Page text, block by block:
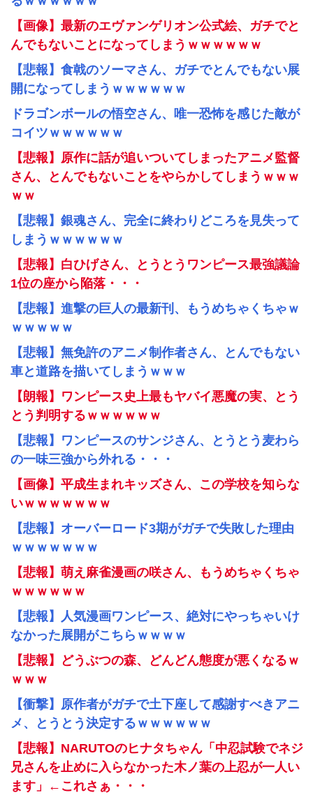
【画像】最新のエヴァンゲリオン公式絵、ガチでと
んでもないことになってしまうｗｗｗｗｗｗ
【悲報】食戟のソーマさん、ガチでとんでもない展
開になってしまうｗｗｗｗｗｗ
ドラゴンボールの悟空さん、唯一恐怖を感じた敵が
コイツｗｗｗｗｗｗ
【悲報】原作に話が追いついてしまったアニメ監督
さん、とんでもないことをやらかしてしまうｗｗｗ
ｗｗ
【悲報】銀魂さん、完全に終わりどころを見失って
しまうｗｗｗｗｗｗ
【悲報】白ひげさん、とうとうワンピース最強議論
1位の座から陥落・・・
【悲報】進撃の巨人の最新刊、もうめちゃくちゃｗ
ｗｗｗｗｗ
【悲報】無免許のアニメ制作者さん、とんでもない
車と道路を描いてしまうｗｗｗ
【朗報】ワンピース史上最もヤバイ悪魔の実、とう
とう判明するｗｗｗｗｗｗ
【悲報】ワンピースのサンジさん、とうとう麦わら
の一味三強から外れる・・・
【画像】平成生まれキッズさん、この学校を知らな
いｗｗｗｗｗｗｗ
【悲報】オーバーロード3期がガチで失敗した理由
ｗｗｗｗｗｗｗ
【悲報】萌え麻雀漫画の咲さん、もうめちゃくちゃ
ｗｗｗｗｗｗ
【悲報】人気漫画ワンピース、絶対にやっちゃいけ
なかった展開がこちらｗｗｗｗ
【悲報】どうぶつの森、どんどん態度が悪くなるｗ
ｗｗｗ
【衝撃】原作者がガチで土下座して感謝すべきアニ
メ、とうとう決定するｗｗｗｗｗｗ
【悲報】NARUTOのヒナタちゃん「中忍試験でネジ
兄さんを止めに入らなかった木ノ葉の上忍が一人い
ます」←これさぁ・・・